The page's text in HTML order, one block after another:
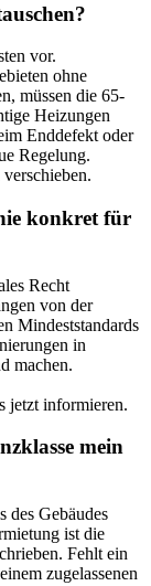
vor.
ohne
müssen die 65-
Heizungen
Enddefekt oder
Regelung.
konkret für
Recht
von der
Mindeststandards
in
machen.
jetzt informieren.
mein
des Gebäudes
ist die
Fehlt ein
zugelassenen